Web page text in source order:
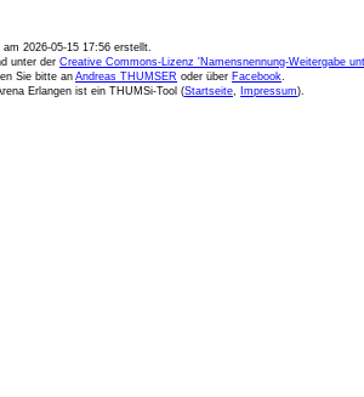
am 2026-05-15 17:56 erstellt.
unter der Creative Commons-Lizenz 'Namensnennung-Weitergabe
Sie bitte an Andreas THUMSER oder über Facebook.
Erlangen ist ein THUMSi-Tool (Startseite, Impressum).